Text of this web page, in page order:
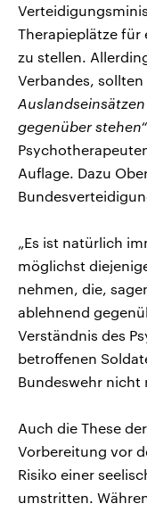
Therapieplätze für
zu stellen.
Verbandes,
gegenüber stehen“
Auflage. Dazu
„Es ist natürlich
möglichst
nehmen, die,
ablehnend
Verständnis des
betroffenen
Bundeswehr nicht
Auch die These
Vorbereitung vor
Risiko einer
umstritten.